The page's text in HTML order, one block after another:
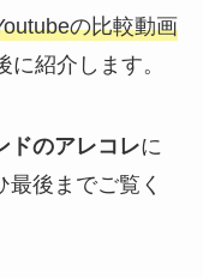
の比較動画
紹介します。
ドのアレコレに
後までご覧く